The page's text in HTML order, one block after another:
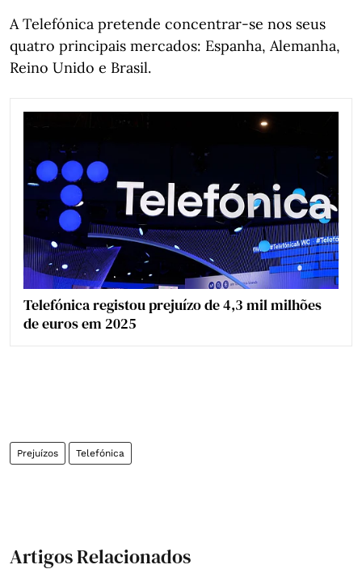
A Telefónica pretende concentrar-se nos seus
quatro principais mercados: Espanha, Alemanha,
Reino Unido e Brasil.
Telefónica registou prejuízo de 4,3 mil milhões
de euros em 2025
Prejuízos Telefónica
Artigos Relacionados